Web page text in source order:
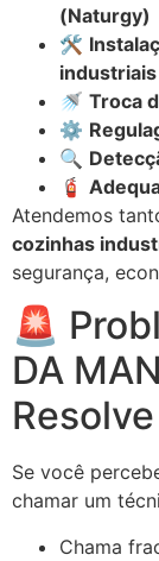
(Naturgy)
🛠️
industriais
🚿 Troca
⚙️
🔍
🧯
Atendemos
cozinhas
segurança,
🚨
DA
Resolve
Se você
chamar um
Chama